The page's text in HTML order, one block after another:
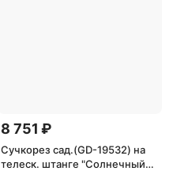
8 751 ₽
Сучкорез сад.(GD-19532) на
телеск. штанге "Солнечный